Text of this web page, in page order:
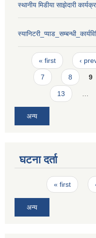
स्थानीय मिडीया साझेदारी
Pages
« first ‹
7 8 9
13
अन्य
घटना दर्ता
Pages« first
अन्य